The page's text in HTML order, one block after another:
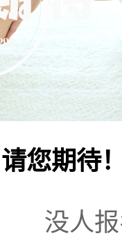
您期待
没人